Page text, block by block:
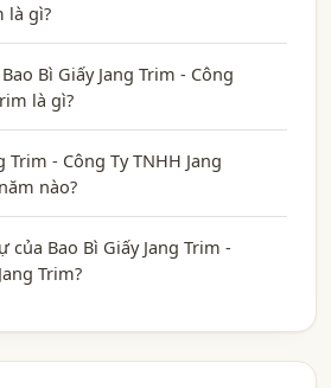
là gì?
Bì Giấy Jang Trim - Công
là gì?
Trim - Công Ty TNHH Jang
nào?
của Bao Bì Giấy Jang Trim -
Trim?